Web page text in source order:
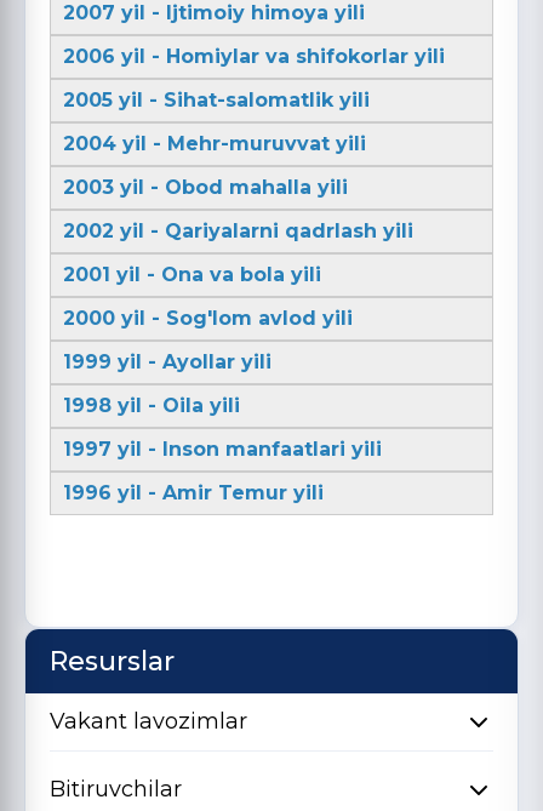
2007 yil - Ijtimoiy himoya yili
2006 yil - Homiylar va shifokorlar yili
2005 yil - Sihat-salomatlik yili
2004 yil - Mehr-muruvvat yili
2003 yil - Obod mahalla yili
2002 yil - Qariyalarni qadrlash yili
2001 yil - Ona va bola yili
2000 yil - Sog'lom avlod yili
1999 yil - Ayollar yili
1998 yil - Oila yili
1997 yil - Inson manfaatlari yili
1996 yil - Amir Temur yili
Resurslar
Vakant lavozimlar
Bitiruvchilar